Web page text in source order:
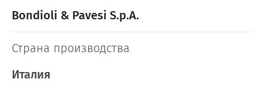
Bondioli & Pavesi S.p.A.
Страна производства
Италия